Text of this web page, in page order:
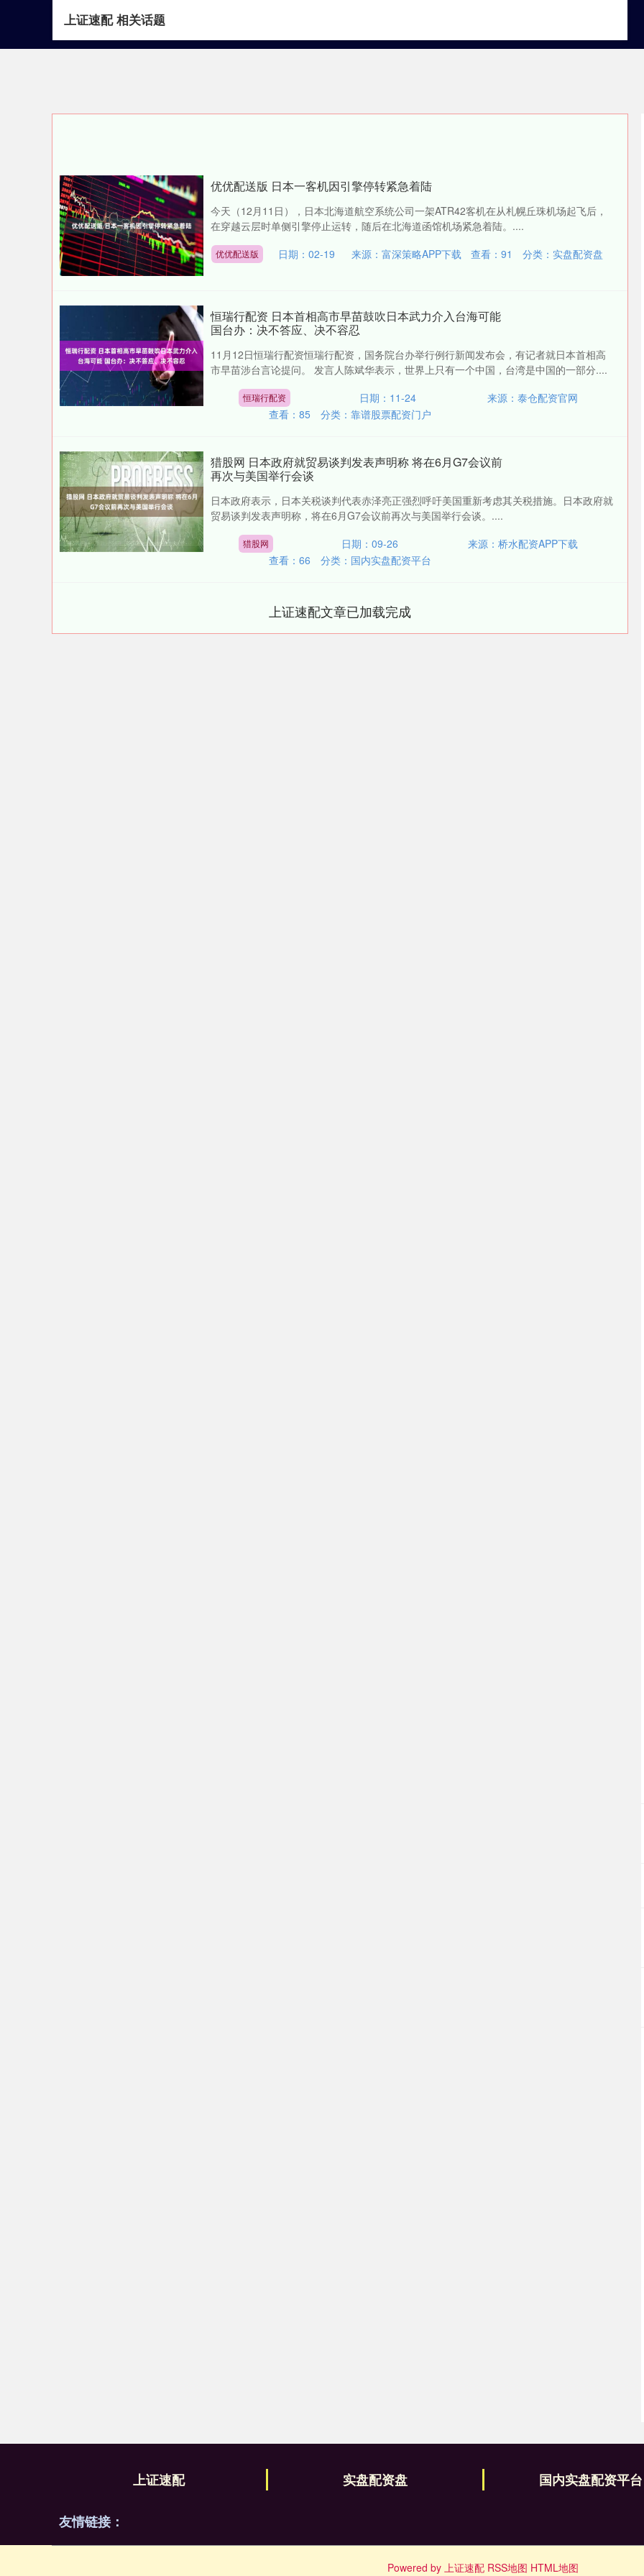
上证速配 相关话题
优优配送版 日本一客机因引擎停转紧急着陆
今天（12月11日），日本北海道航空系统公司一架ATR42客机在从札幌丘珠机场起飞后，
在穿越云层时单侧引擎停止运转，随后在北海道函馆机场紧急着陆。....
优优配送版 日期：02-19 来源：富深策略APP下载 查看： 91 分类： 实盘配资盘
恒瑞行配资 日本首相高市早苗鼓吹日本武力介入台海可能
国台办：决不答应、决不容忍
11月12日恒瑞行配资恒瑞行配资，国务院台办举行例行新闻发布会，有记者就日本首相高
市早苗涉台言论提问。 发言人陈斌华表示，世界上只有一个中国，台湾是中国的一部分....
恒瑞行配资 日期：11-24
来源：泰仓配资官网
查看： 85 分类： 靠谱股票配资门户
猎股网 日本政府就贸易谈判发表声明称 将在6月G7会议前
再次与美国举行会谈
日本政府表示，日本关税谈判代表赤泽亮正强烈呼吁美国重新考虑其关税措施。日本政府就
贸易谈判发表声明称，将在6月G7会议前再次与美国举行会谈。....
猎股网 日期：09-26
来源：桥水配资APP下载
查看： 66 分类： 国内实盘配资平台
上证速配文章已加载完成
深证成指 14021.49 -122.71 -0.87% 沪深300 4633.38
上证速配 实盘配资盘 国内实盘配资平台
友情链接：
Powered by 上证速配 RSS地图 HTML地图